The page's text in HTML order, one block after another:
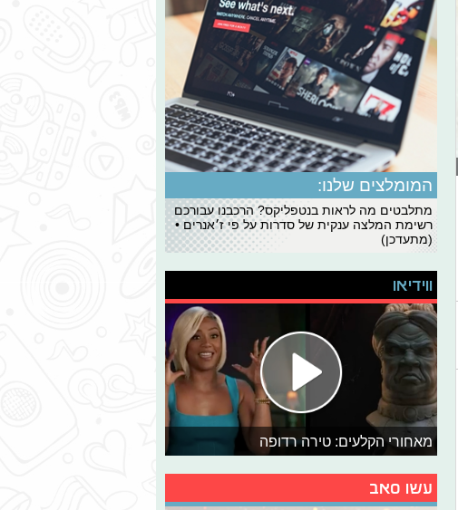
המומלצים שלנו:
מתלבטים מה לראות בנטפליקס? הרכבנו עבורכם
רשימת המלצה ענקית של סדרות על פי ז׳אנרים •
(מתעדכן)
ווידיאו
מאחורי הקלעים: טירה רדופה
עשו סאב